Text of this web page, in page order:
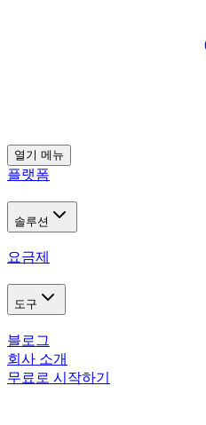
열기 메뉴
플랫폼
솔루션
요금제
도구
블로그
회사 소개
무료로 시작하기